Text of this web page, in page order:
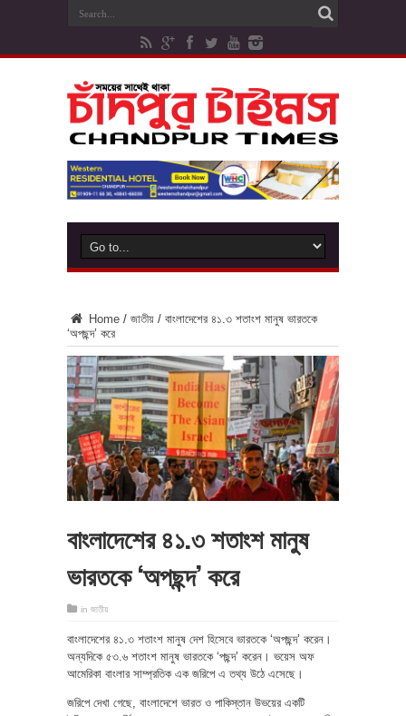
Home / জাতীয় / বাংলাদেশের ৪১.৩ শতাংশ মানুষ ভারতকে
‘অপছন্দ’ করে
বাংলাদেশের ৪১.৩ শতাংশ মানুষ
ভারতকে ‘অপছন্দ’ করে
in জাতীয়
বাংলাদেশের ৪১.৩ শতাংশ মানুষ দেশ হিসেবে ভারতকে ‘অপছন্দ’ করেন।
অন্যদিকে ৫৩.৬ শতাংশ মানুষ ভারতকে ‘পছন্দ’ করেন। ভয়েস অফ
আমেরিকা বাংলার সাম্প্রতিক এক জরিপে এ তথ্য উঠে এসেছে।
জরিপে দেখা গেছে, বাংলাদেশে ভারত ও পাকিস্তান উভয়ের একটি